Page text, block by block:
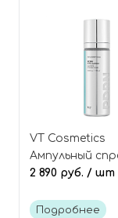
VT Cosmetics
Ампульный
мист с ПДРН и
Reedle Glow
2 890 руб. / шт
Подробнее